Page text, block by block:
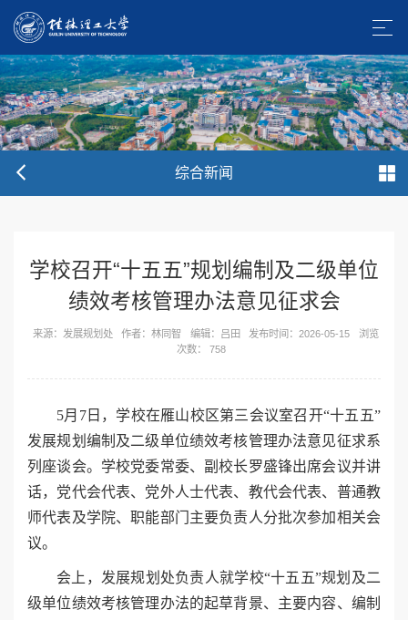
综合新闻
学校召开“十五五”规划编制及二级单位
绩效考核管理办法意见征求会
来源：发展规划处 作者：林同智 编辑：吕田 发布时间：2026-05-15
浏览
次数：
758
5月7日，学校在雁山校区第三会议室召开“十五五”
发展规划编制及二级单位绩效考核管理办法意见征求系
列座谈会。学校党委常委、副校长罗盛锋出席会议并讲
话，党代会代表、党外人士代表、教代会代表、普通教
师代表及学院、职能部门主要负责人分批次参加相关会
议。
会上，发展规划处负责人就学校“十五五”规划及二
级单位绩效考核管理办法的起草背景、主要内容、编制